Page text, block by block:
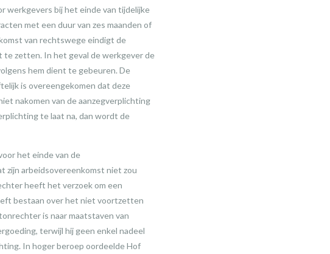
werkgevers bij het einde van tijdelijke
met een duur van zes maanden of
van rechtswege eindigt de
zetten. In het geval de werkgever de
hem dient te gebeuren. De
is overeengekomen dat deze
nakomen van de aanzegverplichting
te laat na, dan wordt de
het einde van de
zijn arbeidsovereenkomst niet zou
heeft het verzoek om een
bestaan over het niet voortzetten
is naar maatstaven van
terwijl hij geen enkel nadeel
In hoger beroep oordeelde Hof